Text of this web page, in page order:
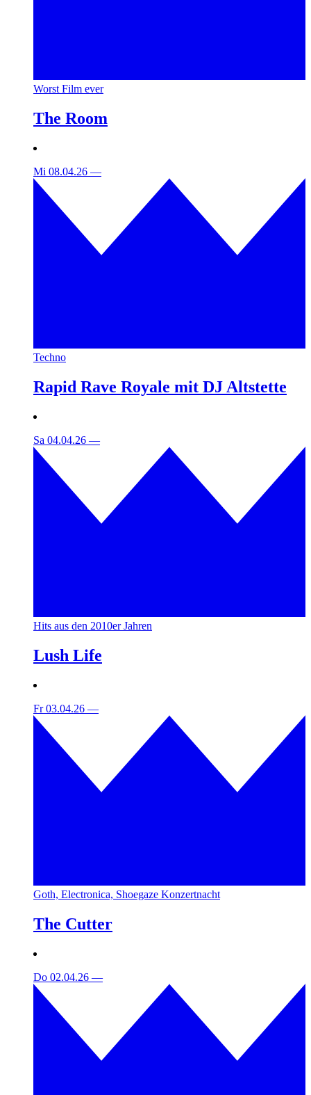
Worst Film ever
The Room
Mi 08.04.26 —
Techno
Rapid Rave Royale mit DJ Altstette
Sa 04.04.26 —
Hits aus den 2010er Jahren
Lush Life
Fr 03.04.26 —
Goth, Electronica, Shoegaze Konzertnacht
The Cutter
Do 02.04.26 —